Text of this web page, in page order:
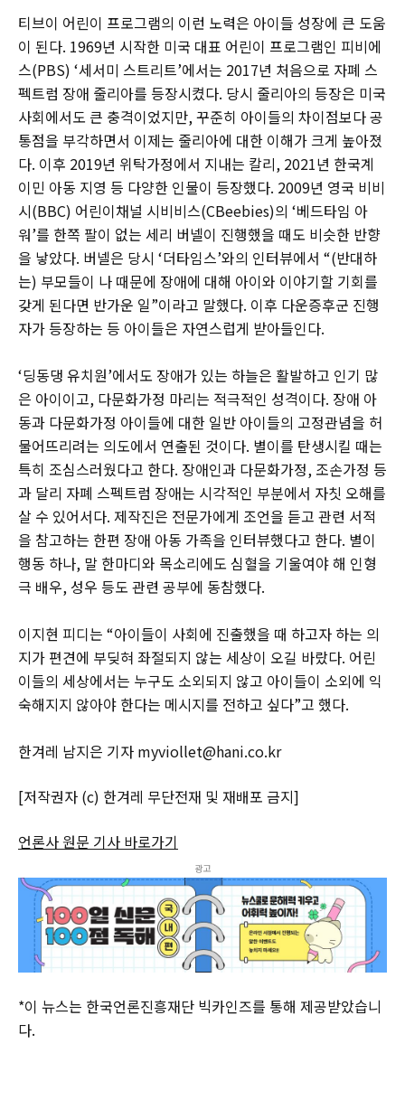
티브이 어린이 프로그램의 이런 노력은 아이들 성장에 큰 도움
이 된다. 1969년 시작한 미국 대표 어린이 프로그램인 피비에
스(PBS) ‘세서미 스트리트’에서는 2017년 처음으로 자폐 스
펙트럼 장애 줄리아를 등장시켰다. 당시 줄리아의 등장은 미국
사회에서도 큰 충격이었지만, 꾸준히 아이들의 차이점보다 공
통점을 부각하면서 이제는 줄리아에 대한 이해가 크게 높아졌
다. 이후 2019년 위탁가정에서 지내는 칼리, 2021년 한국계
이민 아동 지영 등 다양한 인물이 등장했다. 2009년 영국 비비
시(BBC) 어린이채널 시비비스(CBeebies)의 ‘베드타임 아
워’를 한쪽 팔이 없는 세리 버넬이 진행했을 때도 비슷한 반향
을 낳았다. 버넬은 당시 ‘더타임스’와의 인터뷰에서 “(반대하
는) 부모들이 나 때문에 장애에 대해 아이와 이야기할 기회를
갖게 된다면 반가운 일”이라고 말했다. 이후 다운증후군 진행
자가 등장하는 등 아이들은 자연스럽게 받아들인다.
‘딩동댕 유치원’에서도 장애가 있는 하늘은 활발하고 인기 많
은 아이이고, 다문화가정 마리는 적극적인 성격이다. 장애 아
동과 다문화가정 아이들에 대한 일반 아이들의 고정관념을 허
물어뜨리려는 의도에서 연출된 것이다. 별이를 탄생시킬 때는
특히 조심스러웠다고 한다. 장애인과 다문화가정, 조손가정 등
과 달리 자폐 스펙트럼 장애는 시각적인 부분에서 자칫 오해를
살 수 있어서다. 제작진은 전문가에게 조언을 듣고 관련 서적
을 참고하는 한편 장애 아동 가족을 인터뷰했다고 한다. 별이
행동 하나, 말 한마디와 목소리에도 심혈을 기울여야 해 인형
극 배우, 성우 등도 관련 공부에 동참했다.
이지현 피디는 “아이들이 사회에 진출했을 때 하고자 하는 의
지가 편견에 부딪혀 좌절되지 않는 세상이 오길 바랐다. 어린
이들의 세상에서는 누구도 소외되지 않고 아이들이 소외에 익
숙해지지 않아야 한다는 메시지를 전하고 싶다”고 했다.
한겨레 남지은 기자 myviollet@hani.co.kr
[저작권자 (c) 한겨레 무단전재 및 재배포 금지]
언론사 원문 기사 바로가기
광고
*이 뉴스는 한국언론진흥재단 빅카인즈를 통해 제공받았습니
다.